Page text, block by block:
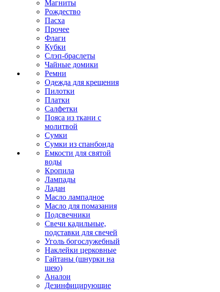
Магниты
Рождество
Пасха
Прочее
Флаги
Кубки
Слэп-браслеты
Чайные домики
Ремни
Одежда для крещения
Пилотки
Платки
Салфетки
Пояса из ткани с
молитвой
Сумки
Сумки из спанбонда
Емкости для святой
воды
Кропила
Лампады
Ладан
Масло лампадное
Масло для помазания
Подсвечники
Свечи кадильные,
подставки для свечей
Уголь богослужебный
Наклейки церковные
Гайтаны (шнурки на
шею)
Аналои
Дезинфицирующие